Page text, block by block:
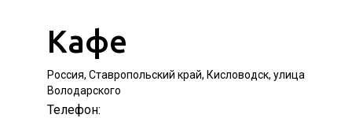
Кафе
Россия, Ставропольский край, Кисловодск, улица
Володарского
Телефон: